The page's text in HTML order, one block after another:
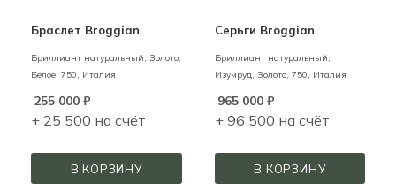
Браслет Broggian
Бриллиант натуральный, Золото,
Белое, 750, Италия
255 000 ₽
+ 25 500 на счёт
В КОРЗИНУ
Серьги Broggian
Бриллиант натуральный,
Изумруд, Золото, 750, Италия
965 000₽
+ 96 500 на счёт
В КОРЗИНУ